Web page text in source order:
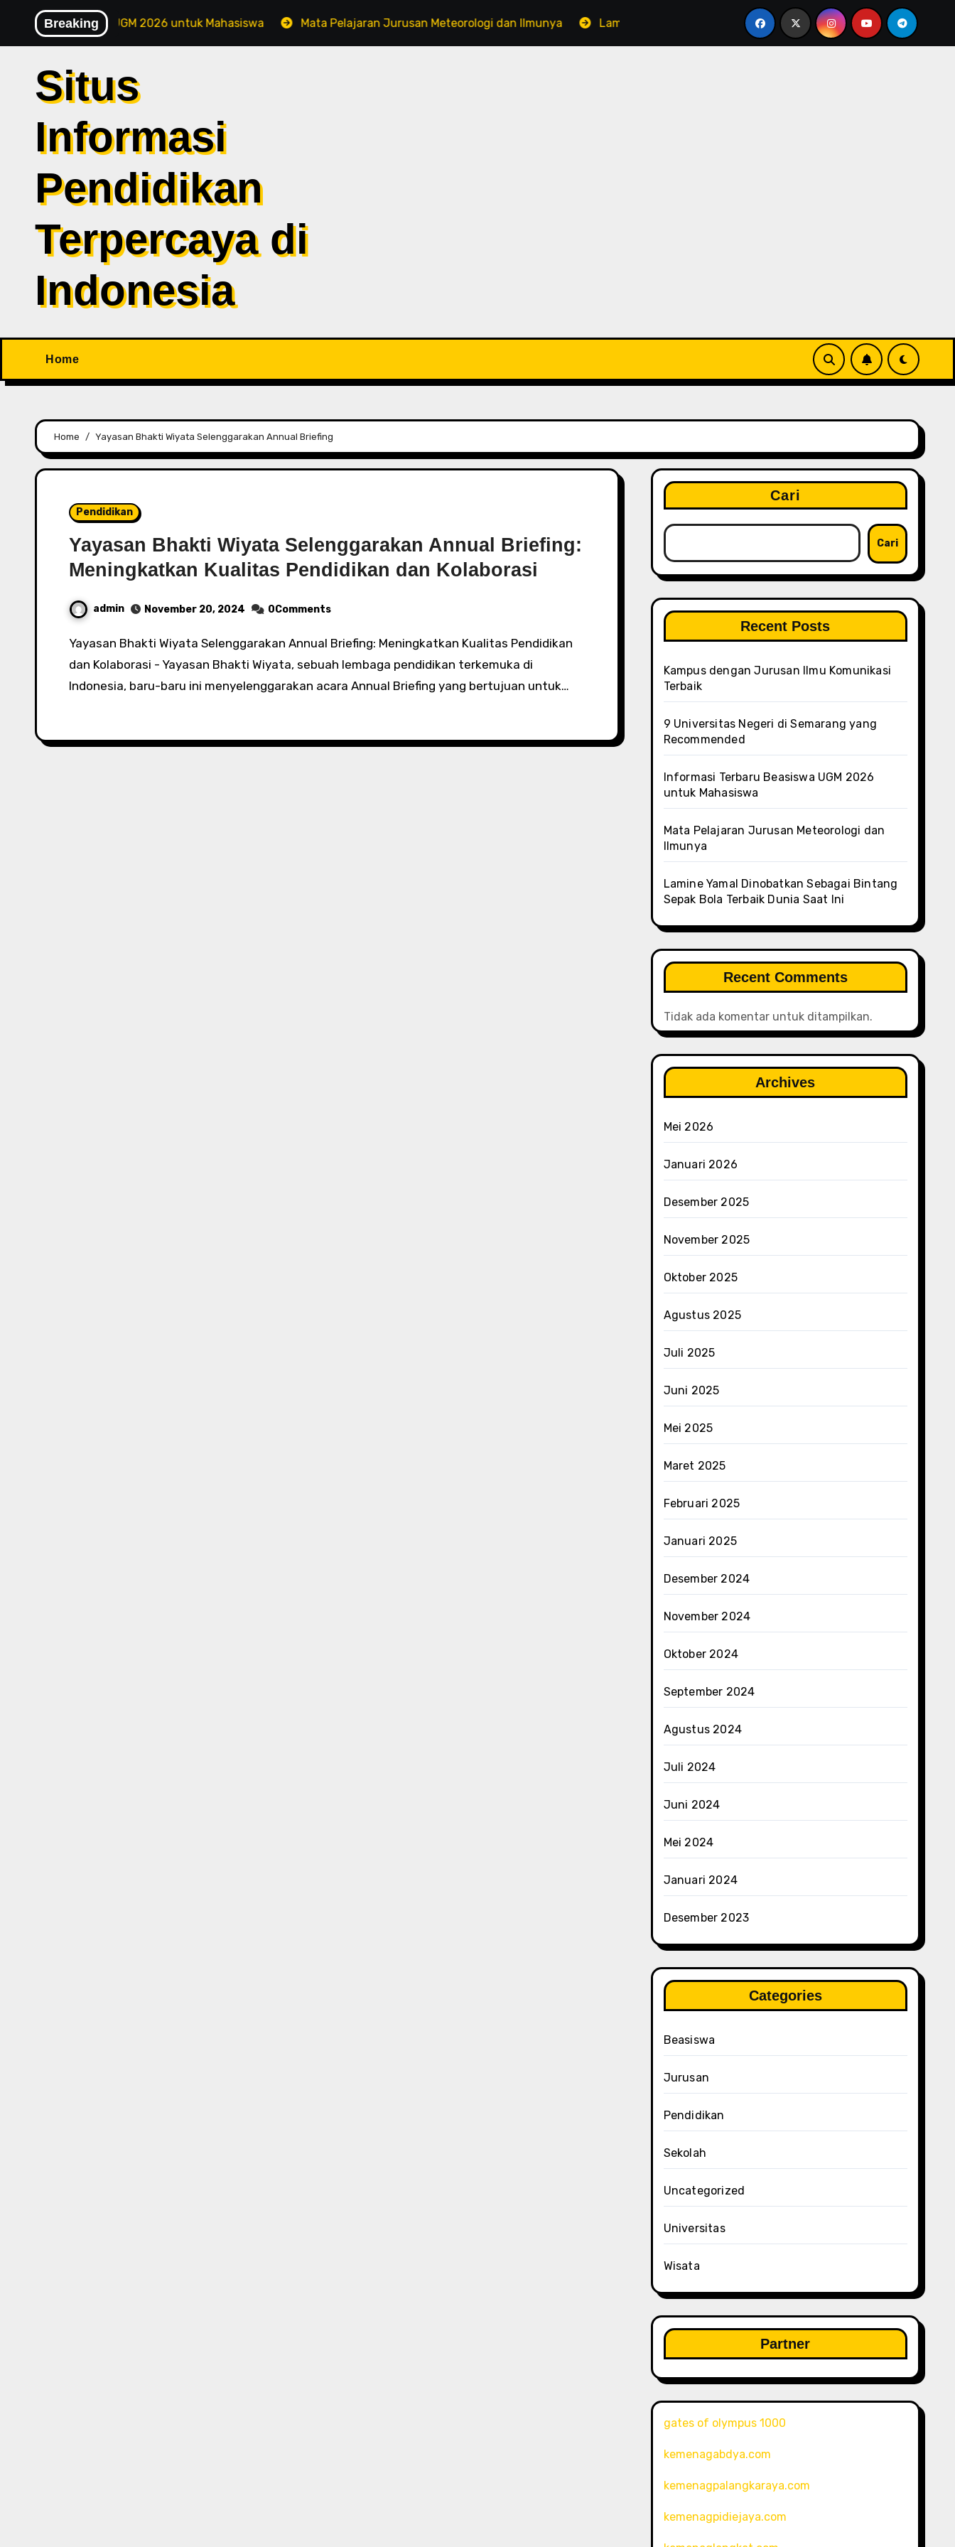
content
Breaking
Beasiswa UGM 2026 untuk Mahasiswa Mata Pelajaran Jurusan Meteorologi dan Ilmunya Lamine Yamal Dinobatkan Sebagai Bintang Sepak Bola Terbaik Dunia Saat
Situs
Informasi
Pendidikan
Terpercaya di
Indonesia
Home
Home Yayasan Bhakti Wiyata Selenggarakan Annual Briefing
Pendidikan
Yayasan Bhakti Wiyata Selenggarakan Annual Briefing:
Meningkatkan Kualitas Pendidikan dan Kolaborasi
admin November 20, 2024 0Comments
Yayasan Bhakti Wiyata Selenggarakan Annual Briefing: Meningkatkan Kualitas Pendidikan
dan Kolaborasi - Yayasan Bhakti Wiyata, sebuah lembaga pendidikan terkemuka di
Indonesia, baru-baru ini menyelenggarakan acara Annual Briefing yang bertujuan untuk…
Cari
Cari
Recent Posts
Kampus dengan Jurusan Ilmu Komunikasi
Terbaik
9 Universitas Negeri di Semarang yang
Recommended
Informasi Terbaru Beasiswa UGM 2026
untuk Mahasiswa
Mata Pelajaran Jurusan Meteorologi dan
Ilmunya
Lamine Yamal Dinobatkan Sebagai Bintang
Sepak Bola Terbaik Dunia Saat Ini
Recent Comments
Tidak ada komentar untuk ditampilkan.
Archives
Mei 2026
Januari 2026
Desember 2025
November 2025
Oktober 2025
Agustus 2025
Juli 2025
Juni 2025
Mei 2025
Maret 2025
Februari 2025
Januari 2025
Desember 2024
November 2024
Oktober 2024
September 2024
Agustus 2024
Juli 2024
Juni 2024
Mei 2024
Januari 2024
Desember 2023
Categories
Beasiswa
Jurusan
Pendidikan
Sekolah
Uncategorized
Universitas
Wisata
Partner
gates of olympus 1000
kemenagabdya.com
kemenagpalangkaraya.com
kemenagpidiejaya.com